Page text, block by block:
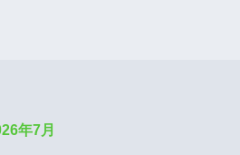
年7月